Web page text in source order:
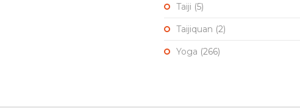
Taiji (5)
Taijiquan (2)
Yoga (266)